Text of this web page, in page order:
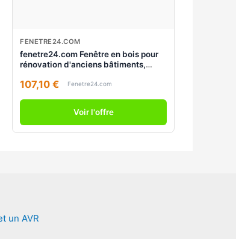
FENETRE24.COM
fenetre24.com Fenêtre en bois pour
rénovation d'anciens bâtiments,
vantail, 510 x 510 mm
107,10 € Fenetre24.com
Voir l'offre
un AVR